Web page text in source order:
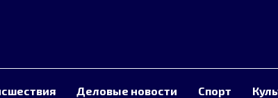
Деловые новости Спорт